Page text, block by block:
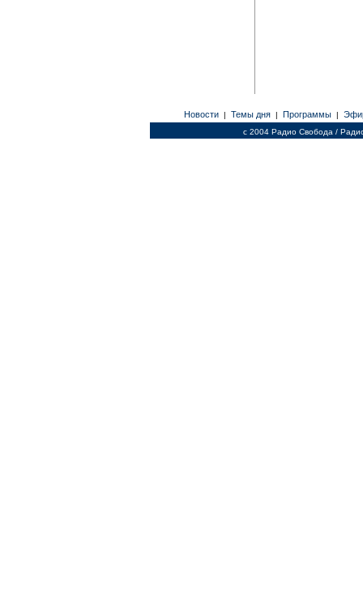
Новости | Темы дня | Программы |
c 2004 Радио Свобода /